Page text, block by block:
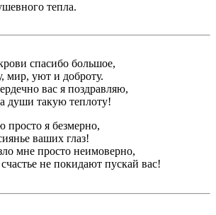
тепла.
спасибо большое,
мир, уют и доброту.
вас я поздравляю,
души такую теплоту!
я безмерно,
ваших глаз!
мне просто неимоверно,
не покидают пускай вас!